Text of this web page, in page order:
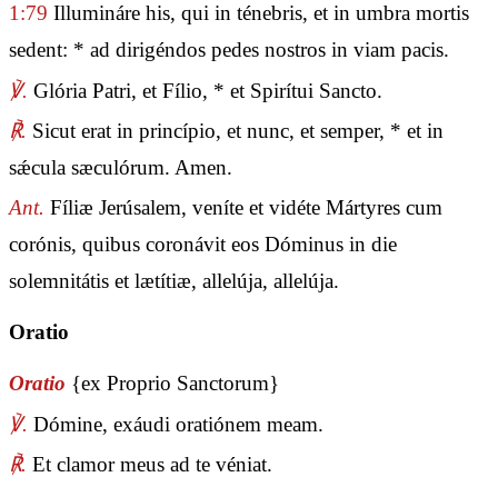
1:79 Illumináre his, qui in ténebris, et in umbra mortis
sedent: * ad dirigéndos pedes nostros in viam pacis.
℣. Glória Patri, et Fílio, * et Spirítui Sancto.
℟. Sicut erat in princípio, et nunc, et semper, * et in
sǽcula sæculórum. Amen.
Ant. Fíliæ Jerúsalem, veníte et vidéte Mártyres cum
corónis, quibus coronávit eos Dóminus in die
solemnitátis et lætítiæ, allelúja, allelúja.
Oratio
Oratio {ex Proprio Sanctorum}
℣. Dómine, exáudi oratiónem meam.
℟. Et clamor meus ad te véniat.